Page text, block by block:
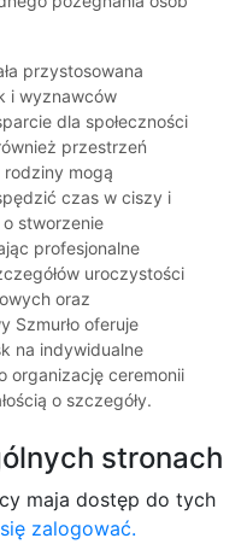
przystosowana
i wyznawców
dla społeczności
przestrzeń
rodziny mogą
czas w ciszy i
stworzenie
profesjonalne
uroczystości
oraz
Szmurło oferuje
na indywidualne
organizację ceremonii
o szczegóły.
stronach
maja dostęp do tych
zalogować.